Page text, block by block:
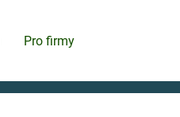
Pro firmy